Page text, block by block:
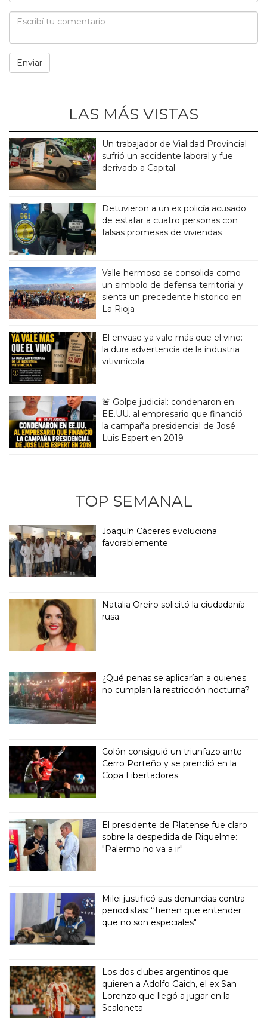
LAS MÁS VISTAS
Un trabajador de Vialidad Provincial
sufrió un accidente laboral y fue
derivado a Capital
Detuvieron a un ex policía acusado
de estafar a cuatro personas con
falsas promesas de viviendas
Valle hermoso se consolida como
un simbolo de defensa territorial y
sienta un precedente historico en
La Rioja
El envase ya vale más que el vino:
la dura advertencia de la industria
vitivinícola
🚨 Golpe judicial: condenaron en
EE.UU. al empresario que financió
la campaña presidencial de José
Luis Espert en 2019
TOP SEMANAL
Joaquín Cáceres evoluciona
favorablemente
Natalia Oreiro solicitó la ciudadanía
rusa
¿Qué penas se aplicarían a quienes
no cumplan la restricción nocturna?
Colón consiguió un triunfazo ante
Cerro Porteño y se prendió en la
Copa Libertadores
El presidente de Platense fue claro
sobre la despedida de Riquelme:
"Palermo no va a ir"
Milei justificó sus denuncias contra
periodistas: “Tienen que entender
que no son especiales"
Los dos clubes argentinos que
quieren a Adolfo Gaich, el ex San
Lorenzo que llegó a jugar en la
Scaloneta